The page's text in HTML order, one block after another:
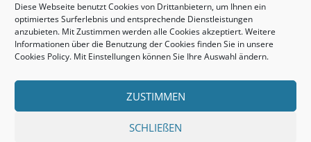
Diese Webseite benutzt Cookies von Drittanbietern, um Ihnen ein
optimiertes Surferlebnis und entsprechende Dienstleistungen
anzubieten. Mit Zustimmen werden alle Cookies akzeptiert. Weitere
Informationen über die Benutzung der Cookies finden Sie in unsere
Cookies Policy. Mit Einstellungen können Sie Ihre Auswahl ändern.
ZUSTIMMEN
SCHLIEßEN
Legal:
Privacy policy
UNI EN ISO 14001: 2015